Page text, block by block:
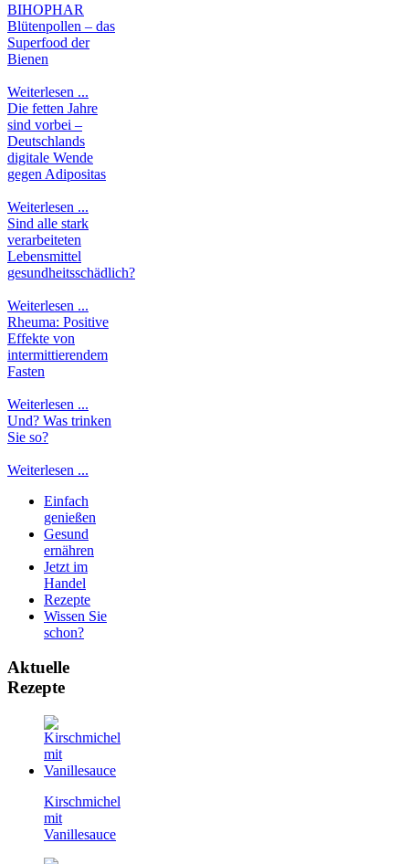
BIHOPHAR
Blütenpollen – das
Superfood der
Bienen
Weiterlesen ...
Die fetten Jahre
sind vorbei –
Deutschlands
digitale Wende
gegen Adipositas
Weiterlesen ...
Sind alle stark
verarbeiteten
Lebensmittel
gesundheitsschädlich?
Weiterlesen ...
Rheuma: Positive
Effekte von
intermittierendem
Fasten
Weiterlesen ...
Und? Was trinken
Sie so?
Weiterlesen ...
Einfach
genießen
Gesund
ernähren
Jetzt im
Handel
Rezepte
Wissen Sie
schon?
Aktuelle
Rezepte
Kirschmichel
mit
Vanillesauce